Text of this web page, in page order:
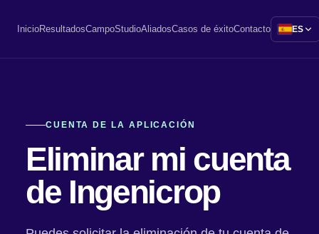
InicioResultadosCampoStudioAliadosCasos de éxitoContacto ES
CUENTA DE LA APLICACIÓN
Eliminar mi cuenta
de Ingenicrop